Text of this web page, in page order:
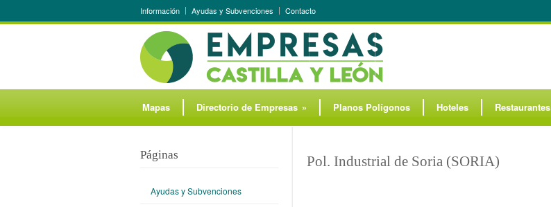
Información Ayudas y Subvenciones Contacto
Mapas Directorio de Empresas » Planos Polígonos Hoteles Restaurantes
Pol. Industrial de Soria (SORIA)
Páginas
Ayudas y Subvenciones